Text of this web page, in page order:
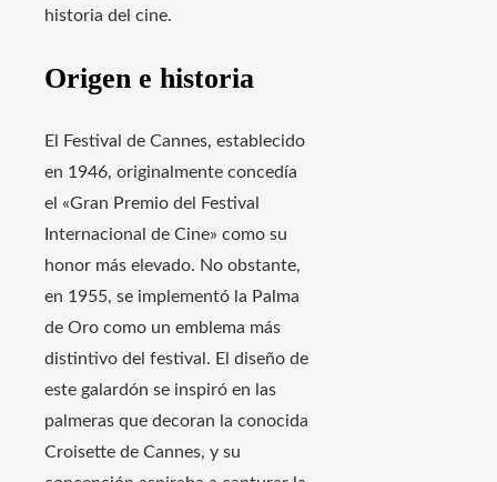
historia del cine.
Origen e historia
El Festival de Cannes, establecido
en 1946, originalmente concedía
el «Gran Premio del Festival
Internacional de Cine» como su
honor más elevado. No obstante,
en 1955, se implementó la Palma
de Oro como un emblema más
distintivo del festival. El diseño de
este galardón se inspiró en las
palmeras que decoran la conocida
Croisette de Cannes, y su